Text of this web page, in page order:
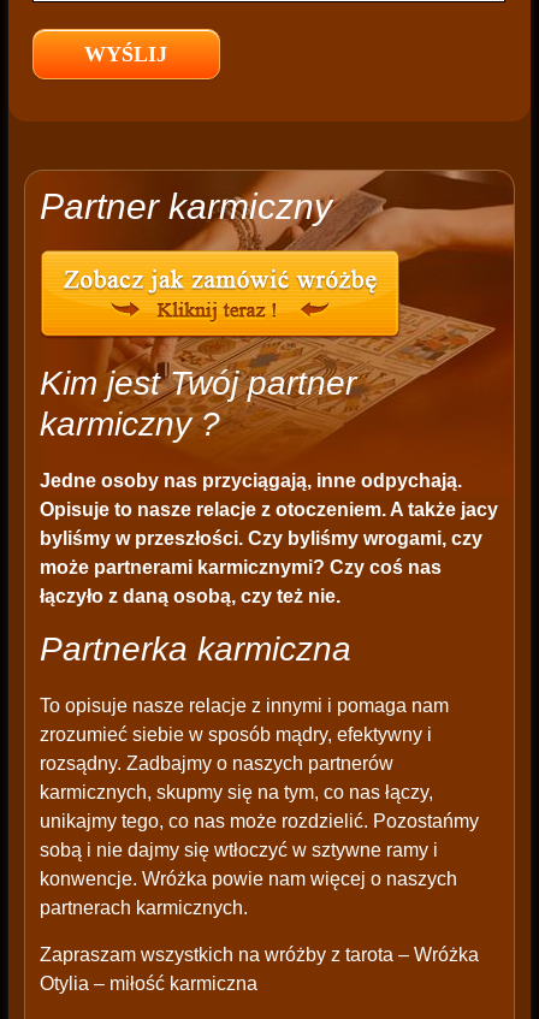
Partner karmiczny
Kim jest Twój partner
karmiczny ?
Jedne osoby nas przyciągają, inne odpychają.
Opisuje to nasze relacje z otoczeniem. A także jacy
byliśmy w przeszłości. Czy byliśmy wrogami, czy
może partnerami karmicznymi? Czy coś nas
łączyło z daną osobą, czy też nie.
Partnerka karmiczna
To opisuje nasze relacje z innymi i pomaga nam
zrozumieć siebie w sposób mądry, efektywny i
rozsądny. Zadbajmy o naszych partnerów
karmicznych, skupmy się na tym, co nas łączy,
unikajmy tego, co nas może rozdzielić. Pozostańmy
sobą i nie dajmy się wtłoczyć w sztywne ramy i
konwencje. Wróżka powie nam więcej o naszych
partnerach karmicznych.
Zapraszam wszystkich na wróżby z tarota – Wróżka
Otylia – miłość karmiczna